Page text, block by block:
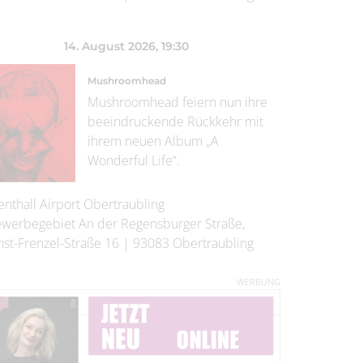
14. August 2026, 19:30
Mushroomhead
Mushroomhead feiern nun ihre
beeindruckende Rückkehr mit
ihrem neuen Album „A
Wonderful Life“.
Airport Obertraubling
An der Regensburger Straße,
Frenzel-Straße 16 | 93083 Obertraubling
WERBUNG